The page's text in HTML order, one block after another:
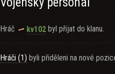
Hráč kv102 byl přijat do klanu.
Hráči (1) byli přiděleni na nové